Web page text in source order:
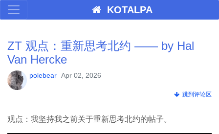
KOTALPA
ZT 观点：重新思考北约 —— by Hal
Van Hercke
polebear Apr 02, 2026
跳到评论区
观点：我坚持我之前关于重新思考北约的帖子。